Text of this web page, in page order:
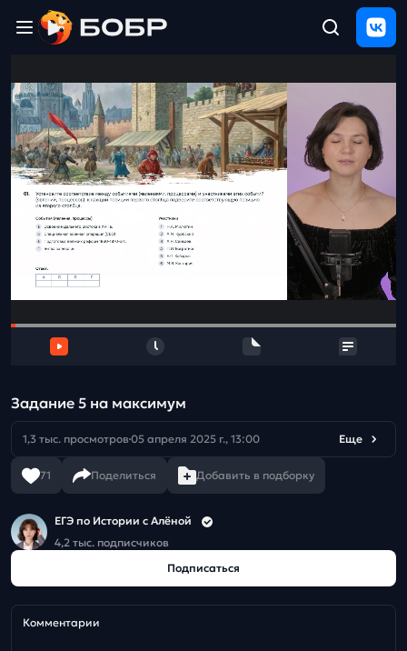
ЩЕЛЧОК
2026
Полезные
материалы
Проверка
сочинений
и
Задание 5 на максимум
1,3 тыс. просмотров 05 апреля 2025 г., 13:00 Еще
71 Поделиться Добавить в подборку
ЕГЭ по Истории с Алёной
4,2 тыс. подписчиков
Подписаться
Комментарии